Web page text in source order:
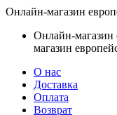
Онлайн-магазин
Онлайн-магазин
магазин
О нас
Доставка
Оплата
Возврат